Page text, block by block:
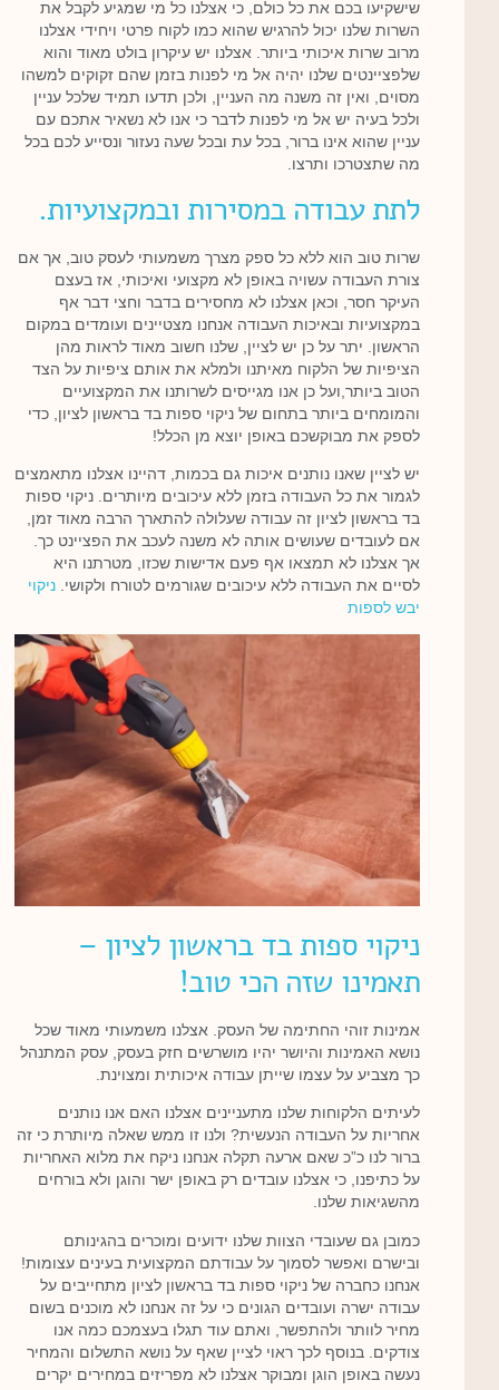
שישקיעו בכם את כל כולם, כי אצלנו כל מי שמגיע לקבל את
השרות שלנו יכול להרגיש שהוא כמו לקוח פרטי ויחידי אצלנו
מרוב שרות איכותי ביותר. אצלנו יש עיקרון בולט מאוד והוא
שלפציינטים שלנו יהיה אל מי לפנות בזמן שהם זקוקים למשהו
מסוים, ואין זה משנה מה העניין, ולכן תדעו תמיד שלכל עניין
ולכל בעיה יש אל מי לפנות לדבר כי אנו לא נשאיר אתכם עם
עניין שהוא אינו ברור, בכל עת ובכל שעה נעזור ונסייע לכם בכל
מה שתצטרכו ותרצו.
לתת עבודה במסירות ובמקצועיות.
שרות טוב הוא ללא כל ספק מצרך משמעותי לעסק טוב, אך אם
צורת העבודה עשויה באופן לא מקצועי ואיכותי, אז בעצם
העיקר חסר, וכאן אצלנו לא מחסירים בדבר וחצי דבר אף
במקצועיות ובאיכות העבודה אנחנו מצטיינים ועומדים במקום
הראשון. יתר על כן יש לציין, שלנו חשוב מאוד לראות מהן
הציפיות של הלקוח מאיתנו ולמלא את אותם ציפיות על הצד
הטוב ביותר,ועל כן אנו מגייסים לשרותנו את המקצועיים
והמומחים ביותר בתחום של ניקוי ספות בד בראשון לציון, כדי
לספק את מבוקשכם באופן יוצא מן הכלל!
יש לציין שאנו נותנים איכות גם בכמות, דהיינו אצלנו מתאמצים
לגמור את כל העבודה בזמן ללא עיכובים מיותרים. ניקוי ספות
בד בראשון לציון זה עבודה שעלולה להתארך הרבה מאוד זמן,
אם לעובדים שעושים אותה לא משנה לעכב את הפציינט כך.
אך אצלנו לא תמצאו אף פעם אדישות שכזו, מטרתנו היא
לסיים את העבודה ללא עיכובים שגורמים לטורח ולקושי. ניקוי
יבש לספות
ניקוי ספות בד בראשון לציון –
תאמינו שזה הכי טוב!
אמינות זוהי החתימה של העסק. אצלנו משמעותי מאוד שכל
נושא האמינות והיושר יהיו מושרשים חזק בעסק, עסק המתנהל
כך מצביע על עצמו שייתן עבודה איכותית ומצוינת.
לעיתים הלקוחות שלנו מתעניינים אצלנו האם אנו נותנים
אחריות על העבודה הנעשית? ולנו זו ממש שאלה מיותרת כי זה
ברור לנו כ”כ שאם ארעה תקלה אנחנו ניקח את מלוא האחריות
על כתיפנו, כי אצלנו עובדים רק באופן ישר והוגן ולא בורחים
מהשגיאות שלנו.
כמובן גם שעובדי הצוות שלנו ידועים ומוכרים בהגינותם
ובישרם ואפשר לסמוך על עבודתם המקצועית בעינים עצומות!
אנחנו כחברה של ניקוי ספות בד בראשון לציון מתחייבים על
עבודה ישרה ועובדים הגונים כי על זה אנחנו לא מוכנים בשום
מחיר לוותר ולהתפשר, ואתם עוד תגלו בעצמכם כמה אנו
צודקים. בנוסף לכך ראוי לציין שאף על נושא התשלום והמחיר
נעשה באופן הוגן ומבוקר אצלנו לא מפריזים במחירים יקרים